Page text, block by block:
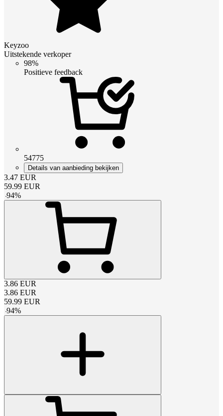
Keyzoo
Uitstekende verkoper
98%
Positieve feedback
54775
Details van aanbieding bekijken
3.47 EUR
59.99 EUR
-94%
3.86 EUR
3.86 EUR
59.99 EUR
-94%